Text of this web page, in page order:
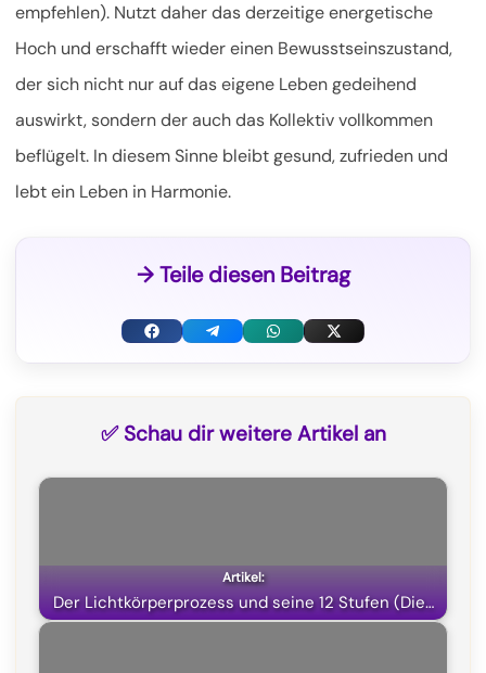
empfehlen). Nutzt daher das derzeitige energetische
Hoch und erschafft wieder einen Bewusstseinszustand,
der sich nicht nur auf das eigene Leben gedeihend
auswirkt, sondern der auch das Kollektiv vollkommen
beflügelt. In diesem Sinne bleibt gesund, zufrieden und
lebt ein Leben in Harmonie.
→ Teile diesen Beitrag
F
o
k
T
a
m
W
p
p
X
T
t
e
✅ Schau dir weitere Artikel an
Der Lichtkörperprozess und seine 12 Stufen (Die…